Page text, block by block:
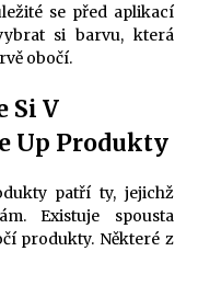
se před aplikací
si barvu, která
obočí.
Si V
Up Produkty
patří ty, jejichž
Existuje spousta
produkty. Některé z